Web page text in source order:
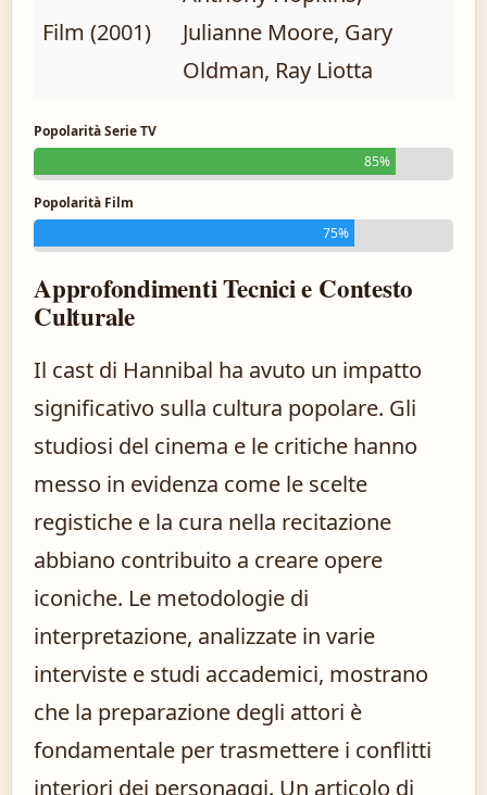
Film (2001)
Julianne Moore, Gary
Oldman, Ray Liotta
Popolarità Serie TV
85%
Popolarità Film
75%
Approfondimenti Tecnici e Contesto
Culturale
Il cast di Hannibal ha avuto un impatto
significativo sulla cultura popolare. Gli
studiosi del cinema e le critiche hanno
messo in evidenza come le scelte
registiche e la cura nella recitazione
abbiano contribuito a creare opere
iconiche. Le metodologie di
interpretazione, analizzate in varie
interviste e studi accademici, mostrano
che la preparazione degli attori è
fondamentale per trasmettere i conflitti
interiori dei personaggi. Un articolo di